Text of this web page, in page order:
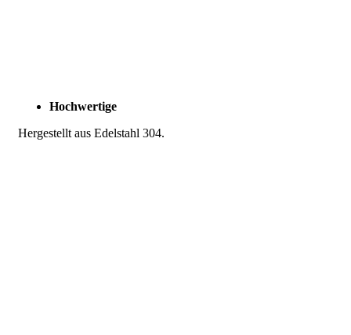
Hochwertige
Hergestellt aus Edelstahl 304.